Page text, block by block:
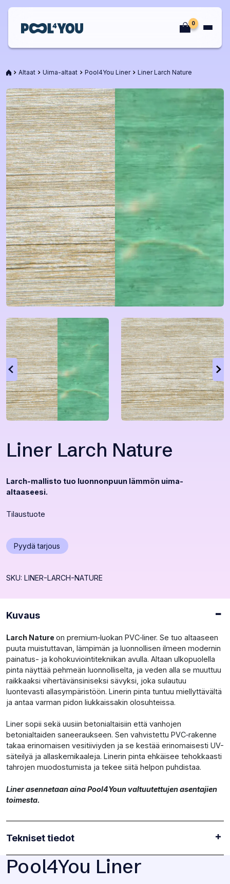
0
EtusivuAltaat Uima-altaat Pool4You Liner Liner Larch Nature
Liner Larch Nature
Larch-mallisto tuo luonnonpuun lämmön uima-
altaaseesi.
Tilaustuote
Pyydä tarjous Avaa
popup
SKU: LINER-LARCH-NATURE
Kuvaus
Larch Nature on premium‑luokan PVC‑liner. Se tuo altaaseen
puuta muistuttavan, lämpimän ja luonnollisen ilmeen modernin
painatus- ja kohokuviointitekniikan avulla. Altaan ulkopuolella
pinta näyttää pehmeän luonnolliselta, ja veden alla se muuttuu
raikkaaksi vihertävänsiniseksi sävyksi, joka sulautuu
luontevasti allasympäristöön. Linerin pinta tuntuu miellyttävältä
ja antaa varman pidon liukkaissakin olosuhteissa.
Liner sopii sekä uusiin betonialtaisiin että vanhojen
betonialtaiden saneeraukseen. Sen vahvistettu PVC‑rakenne
takaa erinomaisen vesitiiviyden ja se kestää erinomaisesti UV-
säteilyä ja allaskemikaaleja. Linerin pinta ehkäisee tehokkaasti
tahrojen muodostumista ja tekee siitä helpon puhdistaa.
Liner asennetaan aina Pool4Youn valtuutettujen asentajien
toimesta.
Tekniset tiedot
Pool4You Liner